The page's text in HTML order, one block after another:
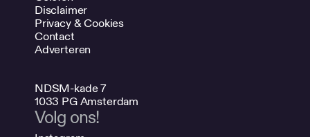
Disclaimer
Privacy & Cookies
Contact
Adverteren
NDSM-kade 7
1033 PG Amsterdam
Volg ons!